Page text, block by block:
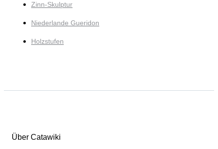
Zinn-Skulptur
Niederlande Gueridon
Holzstufen
Über Catawiki